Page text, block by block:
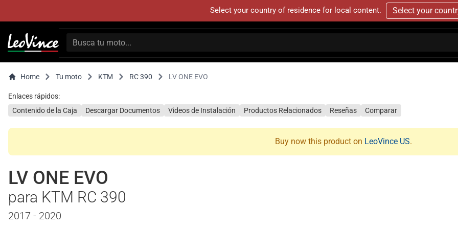
Select your country of residence for local content. Select your
Home Tu moto KTM RC 390 LV ONE EVO
Enlaces rápidos:
Contenido de la Caja
Descargar Documentos Videos de Instalación Productos Relacionados Reseñas Comparar
Buy now this product on LeoVince US.
LV ONE EVO
para KTM RC 390
2017 - 2020